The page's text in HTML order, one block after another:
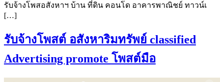
รับจ้างโพสอสังหาฯ บ้าน ที่ดิน คอนโด อาคารพาณิชย์ ทาวน์เ
[…]
รับจ้างโพสต์ อสังหาริมทรัพย์ classified
Advertising promote โพสต์มือ